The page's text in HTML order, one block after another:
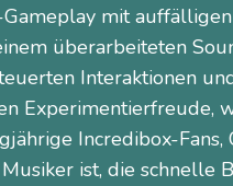
mit
überarbeiteten
Interaktionen
Experimentierfreude,
Incredibox-Fans,
ist, die schnelle